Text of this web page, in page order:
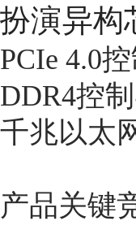
扮演异构
PCIe 4.0
DDR4控
千兆以太
产品关键